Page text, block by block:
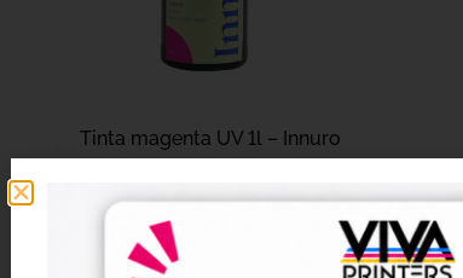
Tinta magenta UV 1l – Innuro
Comprar ahora